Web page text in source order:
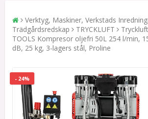
Verktyg, Maskiner, Verkstads
Trädgårdsredskap
TRYCKLUFT
TOOLS Kompresor oljefri 50L 254 l/min,
dB, 25 kg, 3-lagers stål, Proline
- 24%